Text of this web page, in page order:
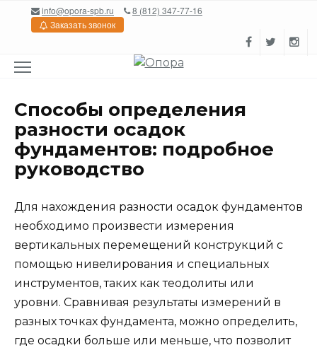
Перейтиinfo@opora-spb.ru
8 (812) 347-77-16
Заказать звонок
Способы определения
разности осадок
фундаментов: подробное
руководство
Для нахождения разности осадок фундаментов
необходимо произвести измерения
вертикальных перемещений конструкций с
помощью нивелирования и специальных
инструментов, таких как теодолиты или
уровни. Сравнивая результаты измерений в
разных точках фундамента, можно определить,
где осадки больше или меньше, что позволит